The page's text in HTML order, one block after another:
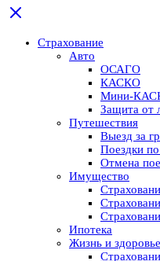
Страхование
Авто
ОСАГО
КАСКО
Мини-
Защита от
Путешествия
Выезд за
Поездки
Отмена
Имущество
Ипотека
Жизнь и здоровье